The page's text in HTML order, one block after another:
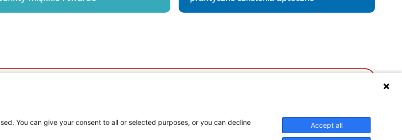
Regulamin konkursu Farmacja Play
You can give your consent to all or selected purposes, or you can decline
Accept all